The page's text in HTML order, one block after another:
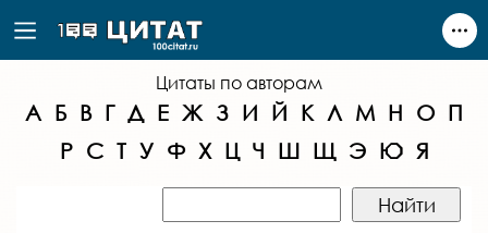
Цитаты по авторам
А Б В Г Д Е Ж З И Й К Л М Н О П
Р С Т У Ф Х Ц Ч Ш Щ Э Ю Я